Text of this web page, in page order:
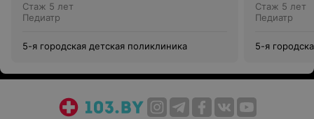
Стаж 5 лет
Педиатр
5-я городская детская поликлиника
Стаж 5 лет
Педиатр
5-я